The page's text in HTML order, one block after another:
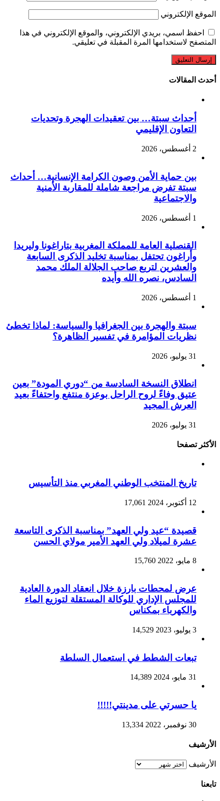
الموقع الإلكتروني
احفظ اسمي، بريدي الإلكتروني، والموقع الإلكتروني في هذا
المتصفح لاستخدامها المرة المقبلة في تعليقي.
أحدث المقالات
أحداث سبتة… بين تعقيدات الهجرة وتحديات
التعاون الإقليمي
2 أغسطس، 2026
بين حماية الأمن وصون الكرامة الإنسانية… أحداث
سبتة تفرض مراجعة شاملة للمقاربة الأمنية
والاجتماعية
1 أغسطس، 2026
القنصلية العامة للمملكة المغربية بتاراغونا وليريدا
وأراغون تحتفل بمناسبة تخليد الذكرى السابعة
والعشرين لتربع صاحب الجلالة الملك محمد
السادس، نصره الله وأيده
1 أغسطس، 2026
سبتة والهجرة بين الجغرافيا والسياسة: لماذا تخطئ
نظريات المؤامرة في تفسير الظاهرة؟
31 يوليو، 2026
انطلاق النسخة السادسة من “دوري المودة” بعين
عتيق وفاءً لروح الراحل بوعزة منتفع واحتفاءً بعيد
العرش المجيد
31 يوليو، 2026
الأكثر تصفحا
تاريخ المنتخب الوطني المغربي منذ التأسيس
12 أكتوبر، 2024 17,061
قصيدة “عيد ولي العهد” بمناسبة الذكرى التاسعة
عشرة لميلاد ولي العهد الأمير مولاي الحسن
8 مايو، 2022 15,760
عرض لمحطات بارزة خلال انعقاد الدورة العادية
للمجلس الإداري للوكالة المستقلة لتوزيع الماء
والكهرباء بمكناس
3 يوليو، 2023 14,529
تبعات الشطط في استعمال السلطة
31 مايو، 2024 14,389
يا حسرتي على مدينتي!!!!!
30 نوفمبر، 2022 13,334
الأرشيف
الأرشيف
تابعنا